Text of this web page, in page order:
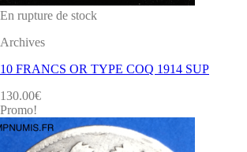
En rupture de stock
Archives
10 FRANCS OR TYPE COQ 1914 SUP
130.00€
Promo!